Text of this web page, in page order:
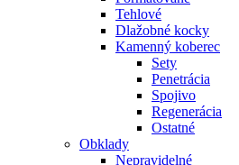
Tehlové
Dlažobné kocky
Kamenný koberec
Sety
Penetrácia
Spojivo
Regenerácia
Ostatné
Obklady
Nepravidelné